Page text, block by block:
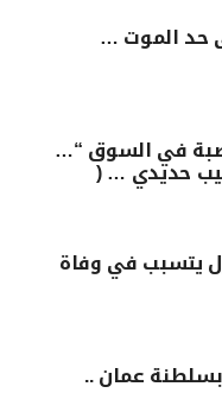
حد الموت …
في السوق “…
حديدي … (
يتسبب في وفاة
عمان ..